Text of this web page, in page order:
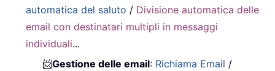
automatica del saluto / Divisione automatica delle
email con destinatari multipli in messaggi
individuali...
📨Gestione delle email: Richiama Email /